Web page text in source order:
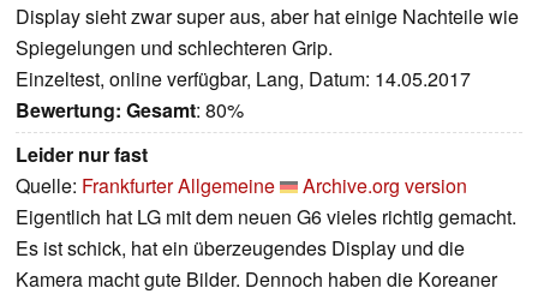
Display sieht zwar super aus, aber hat einige Nachteile wie
Spiegelungen und schlechteren Grip.
Einzeltest, online verfügbar, Lang, Datum: 14.05.2017
Bewertung: Gesamt: 80%
Leider nur fast
Quelle: Frankfurter Allgemeine
Archive.org version
Eigentlich hat LG mit dem neuen G6 vieles richtig gemacht.
Es ist schick, hat ein überzeugendes Display und die
Kamera macht gute Bilder. Dennoch haben die Koreaner